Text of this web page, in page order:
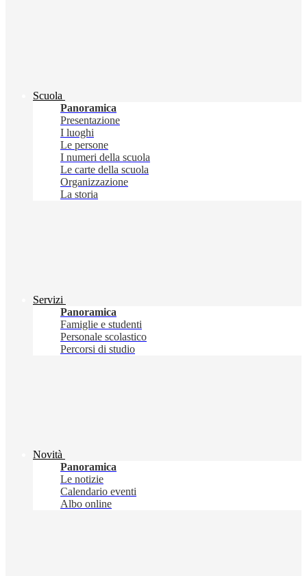
Scuola
Panoramica
Presentazione
I luoghi
Le persone
I numeri della scuola
Le carte della scuola
Organizzazione
La storia
Servizi
Panoramica
Famiglie e studenti
Personale scolastico
Percorsi di studio
Novità
Panoramica
Le notizie
Calendario eventi
Albo online